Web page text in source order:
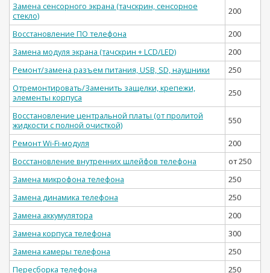
Замена сенсорного экрана (тачскрин, сенсорное
стекло)
200
Восстановление ПО телефона
200
Замена модуля экрана (тачскрин + LCD/LED)
200
Ремонт/замена разъем питания, USB, SD, наушники
250
Отремонтировать/Заменить защелки, крепежи,
элементы корпуса
250
Восстановление центральной платы (от пролитой
жидкости с полной очисткой)
550
Ремонт Wi-Fi-модуля
200
Восстановление внутренних шлейфов телефона
от 250
Замена микрофона телефона
250
Замена динамика телефона
250
Замена аккумулятора
200
Замена корпуса телефона
300
Замена камеры телефона
250
Пересборка телефона
250